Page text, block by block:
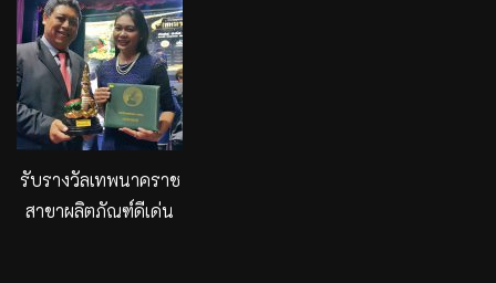
รับรางวัลเทพนาคราช
สาขาผลิตภัณฑ์ดีเด่น